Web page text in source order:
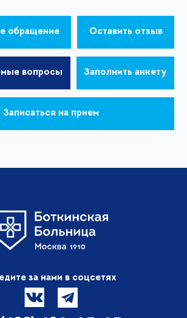
обращение Оставить отзыв
вопросы Заполнить анкету
Записаться на прием
за нами в соцсетях